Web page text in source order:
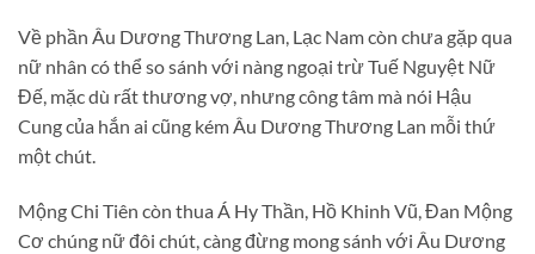
Về phần Âu Dương Thương Lan, Lạc Nam còn chưa gặp qua
nữ nhân có thể so sánh với nàng ngoại trừ Tuế Nguyệt Nữ
Đế, mặc dù rất thương vợ, nhưng công tâm mà nói Hậu
Cung của hắn ai cũng kém Âu Dương Thương Lan mỗi thứ
một chút.
Mộng Chi Tiên còn thua Á Hy Thần, Hồ Khinh Vũ, Đan Mộng
Cơ chúng nữ đôi chút, càng đừng mong sánh với Âu Dương